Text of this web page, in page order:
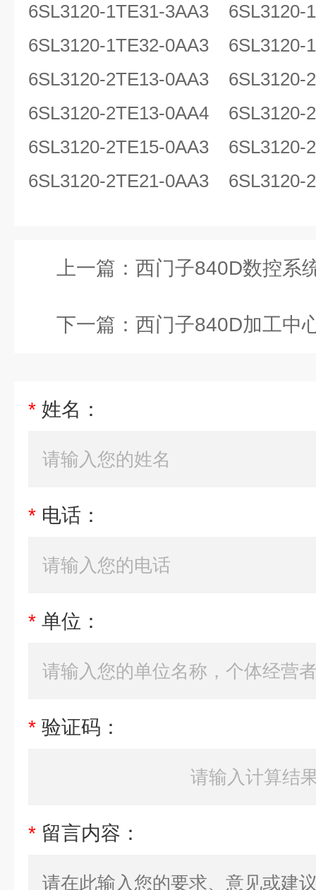
6SL3120-1TE31-3AA3
6SL3120-1TE32-0AA3
6SL3120-2TE13-0AA3
6SL3120-2TE13-0AA4
6SL3120-2TE15-0AA3
6SL3120-2TE21-0AA3 6SL3120-
上一篇： 西门子840D数控系统
下一篇： 西门子840D加工中心
* 姓名：
* 电话：
* 单位：
* 验证码：
* 留言内容：